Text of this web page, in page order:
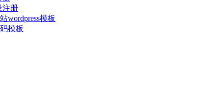
注册
wordpress模板
模板